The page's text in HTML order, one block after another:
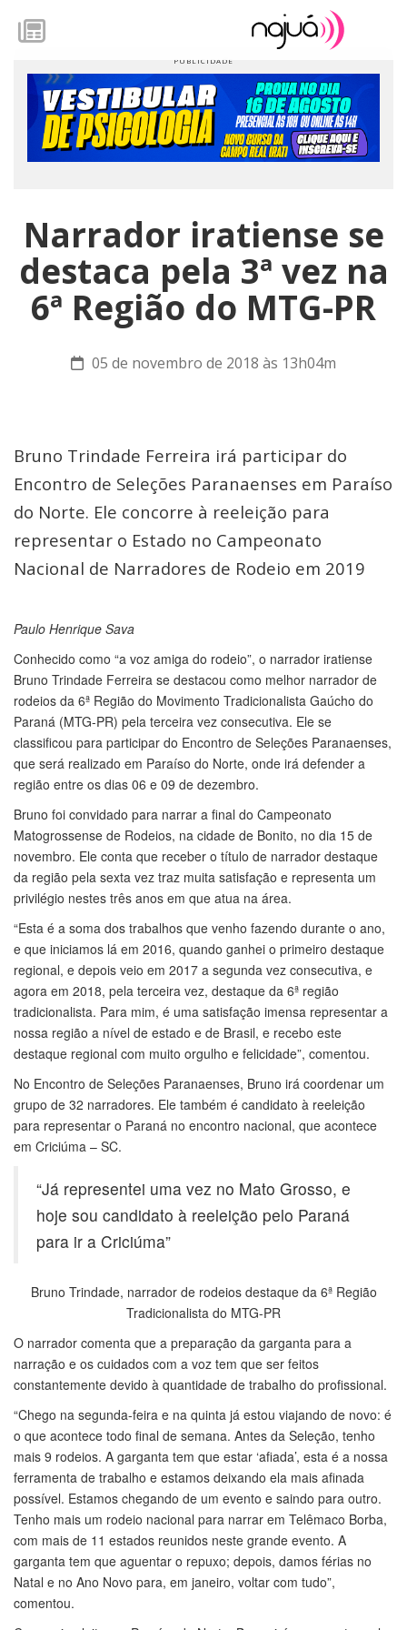
Narrador iratiense se
destaca pela 3ª vez na
6ª Região do MTG-PR
05 de novembro de 2018 às 13h04m
Bruno Trindade Ferreira irá participar do
Encontro de Seleções Paranaenses em Paraíso
do Norte. Ele concorre à reeleição para
representar o Estado no Campeonato
Nacional de Narradores de Rodeio em 2019
Paulo Henrique Sava
Conhecido como “a voz amiga do rodeio”, o narrador iratiense
Bruno Trindade Ferreira se destacou como melhor narrador de
rodeios da 6ª Região do Movimento Tradicionalista Gaúcho do
Paraná (MTG-PR) pela terceira vez consecutiva. Ele se
classificou para participar do Encontro de Seleções Paranaenses,
que será realizado em Paraíso do Norte, onde irá defender a
região entre os dias 06 e 09 de dezembro.
Bruno foi convidado para narrar a final do Campeonato
Matogrossense de Rodeios, na cidade de Bonito, no dia 15 de
novembro. Ele conta que receber o título de narrador destaque
da região pela sexta vez traz muita satisfação e representa um
privilégio nestes três anos em que atua na área.
“Esta é a soma dos trabalhos que venho fazendo durante o ano,
e que iniciamos lá em 2016, quando ganhei o primeiro destaque
regional, e depois veio em 2017 a segunda vez consecutiva, e
agora em 2018, pela terceira vez, destaque da 6ª região
tradicionalista. Para mim, é uma satisfação imensa representar a
nossa região a nível de estado e de Brasil, e recebo este
destaque regional com muito orgulho e felicidade”, comentou.
No Encontro de Seleções Paranaenses, Bruno irá coordenar um
grupo de 32 narradores. Ele também é candidato à reeleição
para representar o Paraná no encontro nacional, que acontece
em Criciúma – SC.
“Já representei uma vez no Mato Grosso, e
hoje sou candidato à reeleição pelo Paraná
para ir a Criciúma”
Bruno Trindade, narrador de rodeios destaque da 6ª Região
Tradicionalista do MTG-PR
O narrador comenta que a preparação da garganta para a
narração e os cuidados com a voz tem que ser feitos
constantemente devido à quantidade de trabalho do profissional.
“Chego na segunda-feira e na quinta já estou viajando de novo: é
o que acontece todo final de semana. Antes da Seleção, tenho
mais 9 rodeios. A garganta tem que estar ‘afiada’, esta é a nossa
ferramenta de trabalho e estamos deixando ela mais afinada
possível. Estamos chegando de um evento e saindo para outro.
Tenho mais um rodeio nacional para narrar em Telêmaco Borba,
com mais de 11 estados reunidos neste grande evento. A
garganta tem que aguentar o repuxo; depois, damos férias no
Natal e no Ano Novo para, em janeiro, voltar com tudo”,
comentou.